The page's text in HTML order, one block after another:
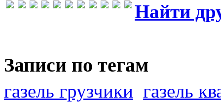
Найти
Записи по тегам
газель грузчики газель